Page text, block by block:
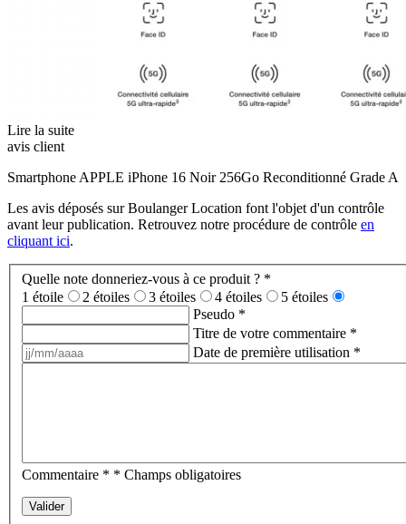
Lire la suite
avis client
Smartphone APPLE iPhone 16 Noir 256Go Reconditionné Grade A
Les avis déposés sur Boulanger Location font l'objet d'un contrôle
avant leur publication. Retrouvez notre procédure de contrôle en
cliquant ici.
Quelle note donneriez-vous à ce produit ? *
1 étoile
2 étoiles 3 étoiles 4 étoiles
5 étoiles
Pseudo *
Titre de votre commentaire *
Date de première utilisation *
Commentaire * * Champs obligatoires